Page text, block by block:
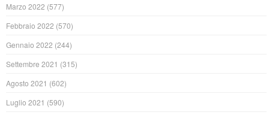
Marzo 2022 (577)
Febbraio 2022 (570)
Gennaio 2022 (244)
Settembre 2021 (315)
Agosto 2021 (602)
Luglio 2021 (590)